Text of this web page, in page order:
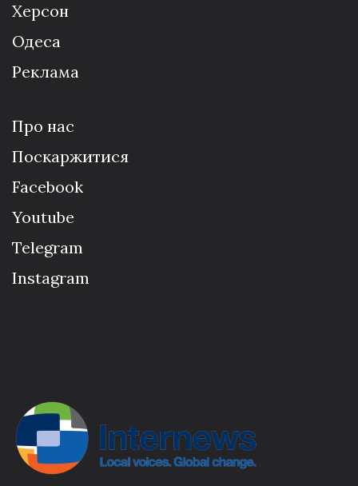
Херсон
Одеса
Реклама
Про нас
Поскаржитися
Facebook
Youtube
Telegram
Instagram